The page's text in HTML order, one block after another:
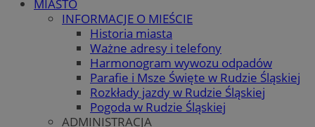
MIASTO
INFORMACJE O MIEŚCIE
Historia miasta
Ważne adresy i telefony
Harmonogram wywozu odpadów
Parafie i Msze Święte w Rudzie Śląskiej
Rozkłady jazdy w Rudzie Śląskiej
Pogoda w Rudzie Śląskiej
ADMINISTRACJA